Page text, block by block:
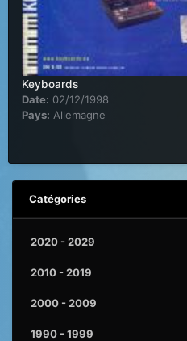
Keyboards
Date: 02/12/1998
Pays: Allemagne
Catégories
2020 - 2029
2010 - 2019
2000 - 2009
1990 - 1999